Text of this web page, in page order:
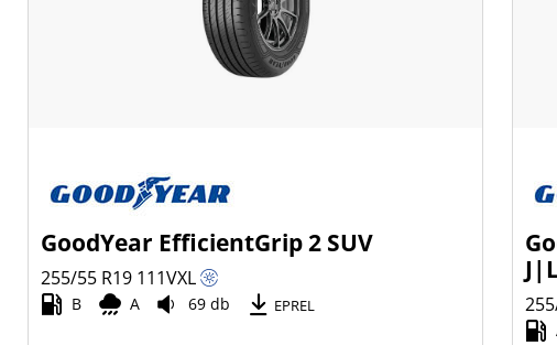
GoodYear EfficientGrip 2 SUV
255/55 R19 111VXL
B A 69 db EPREL